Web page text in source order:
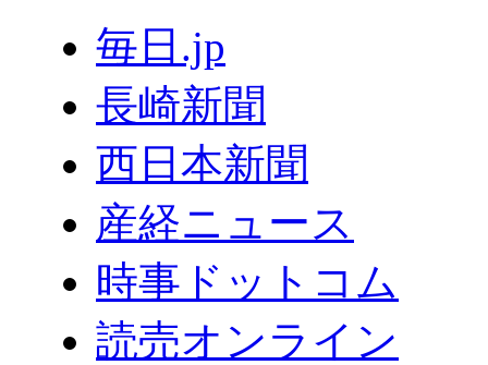
毎日.jp
長崎新聞
西日本新聞
産経ニュース
時事ドットコム
読売オンライン